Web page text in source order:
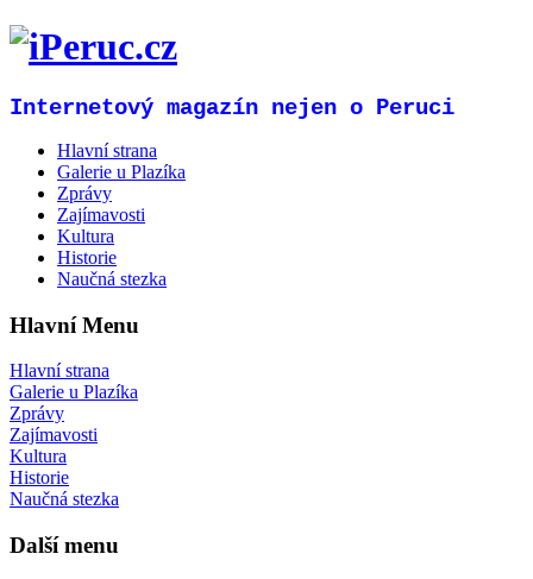
Internetový magazín nejen o Peruci
Hlavní strana
Galerie u Plazíka
Zprávy
Zajímavosti
Kultura
Historie
Naučná stezka
Hlavní Menu
Hlavní strana
Galerie u Plazíka
Zprávy
Zajímavosti
Kultura
Historie
Naučná stezka
Další menu